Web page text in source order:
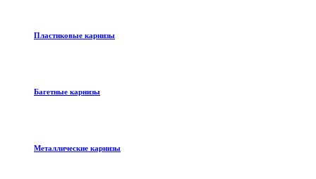
Пластиковые карнизы
Багетные карнизы
Металлические карнизы